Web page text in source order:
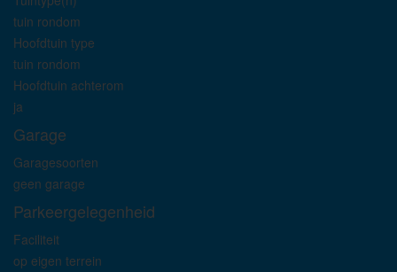
tuin rondom
Hoofdtuin type
tuin rondom
Hoofdtuin achterom
ja
Garage
Garagesoorten
geen garage
Parkeergelegenheid
Faciliteit
op eigen terrein